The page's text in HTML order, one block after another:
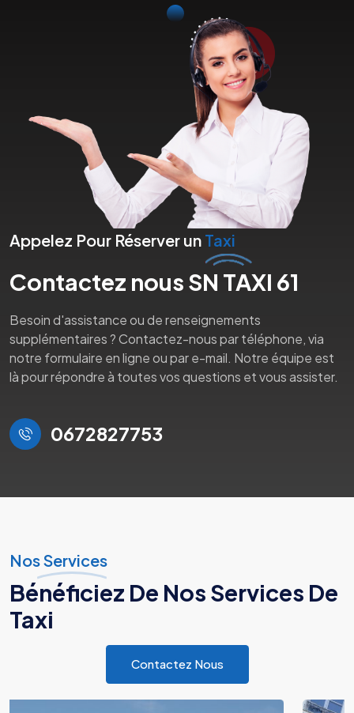
Appelez Pour Réserver un Taxi
Contactez nous SN TAXI 61
Besoin d'assistance ou de renseignements
supplémentaires ? Contactez-nous par téléphone, via
notre formulaire en ligne ou par e-mail. Notre équipe est
là pour répondre à toutes vos questions et vous assister.
0672827753
Nos Services
Bénéficiez De Nos Services De
Taxi
Contactez Nous